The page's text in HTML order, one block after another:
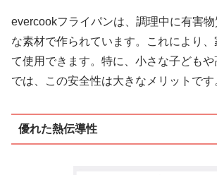
evercookフライパンは、調理中に有害
な素材で作られています。これにより
て使用できます。特に、小さな子ども
では、この安全性は大きなメリットです
優れた熱伝導性